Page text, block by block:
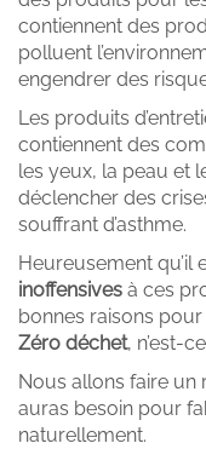
contiennent des
polluent
engendrer des
Les produits
contiennent des
les yeux, la peau et
déclencher des
souffrant d’asthme.
Heureusement qu’il
inoffensives à ces
bonnes raisons
Zéro déchet, n’est-
Nous allons faire un
auras besoin pour
naturellement.